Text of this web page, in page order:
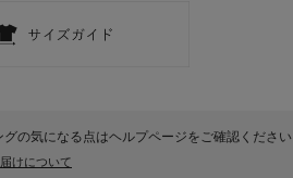
グの気になる点はヘルプページをご確認ください
けについて